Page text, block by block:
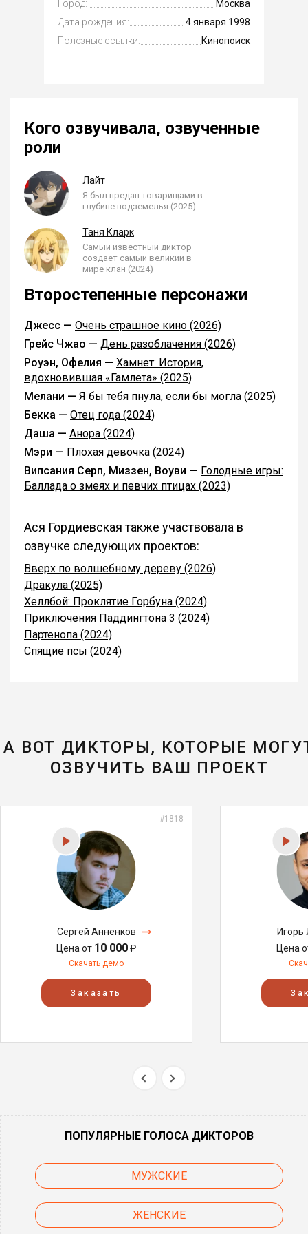
Город:
Москва
Дата рождения:
4 января 1998
Полезные ссылки:
Кинопоиск
Кого озвучивала, озвученные
роли
Лайт
Я был предан товарищами в
глубине подземелья (2025)
Таня Кларк
Самый известный диктор
создаёт самый великий в
мире клан (2024)
Второстепенные персонажи
Джесс — Очень страшное кино (2026)
Грейс Чжао — День разоблачения (2026)
Роуэн, Офелия — Хамнет: История,
вдохновившая «Гамлета» (2025)
Мелани — Я бы тебя пнула, если бы могла (2025)
Бекка — Отец года (2024)
Даша — Анора (2024)
Мэри — Плохая девочка (2024)
Випсания Серп, Миззен, Воуви — Голодные игры:
Баллада о змеях и певчих птицах (2023)
Ася Гордиевская также участвовала в
озвучке следующих проектов:
Вверх по волшебному дереву (2026)
Дракула (2025)
Хеллбой: Проклятие Горбуна (2024)
Приключения Паддингтона 3 (2024)
Партенопа (2024)
Спящие псы (2024)
А ВОТ ДИКТОРЫ, КОТОРЫЕ
ОЗВУЧИТЬ ВАШ ПРОЕКТ
#1818
Сергей Анненков
Цена от 10 000₽
Скачать демо
Заказать
Игорь
Цена
ПОПУЛЯРНЫЕ ГОЛОСА ДИКТОРОВ
МУЖСКИЕ
ЖЕНСКИЕ